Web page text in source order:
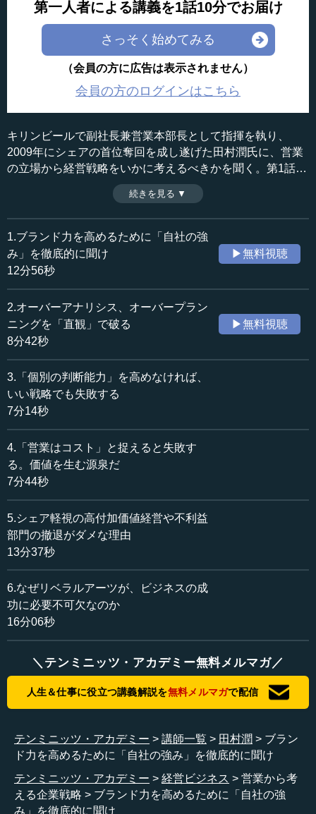
第一人者による講義を1話10分でお届け
さっそく始めてみる
（会員の方に広告は表示されません）
会員の方のログインはこちら
キリンビールで副社長兼営業本部長として指揮を執り、
2009年にシェアの首位奪回を成し遂げた田村潤氏に、営業
の立場から経営戦略をいかに考えるべきかを聞く。第1話は
ブランド戦略の極意についてである。キリンビールは「大
ブランド」ではあるが、アサヒビールの「スーパードラ
イ」に圧倒された時期は、これまでの強みがまったく生か
せなくなり、どんどんブランド力が落ちていった。その最
も苦しい時期に高知支店長となった田村潤氏。そこから、
キリンビールは見事にブランド力を回復させたわけだが、
収録日：2020年9月25日
追加日：2021年7月12日
カテゴリー：
ビジネス・経営
●本当に大切なのは「浮動票」ではなく「基礎票」
―― ブランド力についてお聞きします。キリンビールは
ランド力については問題ない」と思われていることでしょ
う。とは言え、田村先生が高知支店に行かれた時は、大企
業が一気に負けてしまった局面で、それはそれで独特の辛
い局面もあったと思います。そのご経験からすると、「ブ
ランド力を上げる」とひと口でいいますが、どうしたらい
いのか。これについては、どのようにお考えでしょうか。
事だと思いました。選挙のときにもありますね。ビールの
世界には、多くのヘビードリンカーがいます。1日に缶ビー
ル2、3本飲んでいると、十分ヘビードリンカーです、日本
の場合ですが。この構成比が、大体7、8割あったのです。
―― 例えば、キリンラガービールが100本売れたとした
ら、70本はヘビードリンカーの方々が飲んでいるというイ
メージですね。
田村 そうです。残りの2割ほどが“浮動票”です。この浮動
票は、頻繁に銘柄が変わるのです。新商品が出たり、値段
が安かったり、広告を打ったりすると、浮動票は頻繁に銘
柄が変わっている。ただ、本当に大事なのは“基礎票”です。
すが、ここが大事だと分かりました。実はこの基礎票が、
流れを決めているのです。
ところが、キリンもそうだったのですが、どこのビール
メーカーも、この大事な基礎票の領域には、何も手を付け
続きを見る ▼
1.ブランド力を高めるために「自社の強
み」を徹底的に聞け
12分56秒
▶無料視聴
2.オーバーアナリシス、オーバープラン
ニングを「直観」で破る
8分42秒
▶無料視聴
3.「個別の判断能力」を高めなければ、
いい戦略でも失敗する
7分14秒
4.「営業はコスト」と捉えると失敗す
る。価値を生む源泉だ
7分44秒
5.シェア軽視の高付加価値経営や不利益
部門の撤退がダメな理由
13分37秒
6.なぜリベラルアーツが、ビジネスの成
功に必要不可欠なのか
16分06秒
＼テンミニッツ・アカデミー無料メルマガ／
人生＆仕事に役立つ講義解説を無料メルマガで配信
テンミニッツ・アカデミー 講師一覧 田村潤
ブラン
ド力を高めるために「自社の強み」を徹底的に聞け
テンミニッツ・アカデミー
経営ビジネス
営業から考
える企業戦略
ブランド力を高めるために「自社の強
み」を徹底的に聞け